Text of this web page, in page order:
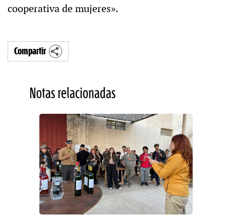
cooperativa de mujeres».
Compartir
Notas relacionadas